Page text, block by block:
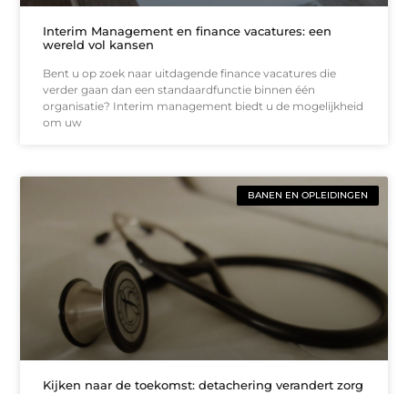
Interim Management en finance vacatures: een
wereld vol kansen
Bent u op zoek naar uitdagende finance vacatures die
verder gaan dan een standaardfunctie binnen één
organisatie? Interim management biedt u de mogelijkheid
om uw
BANEN EN OPLEIDINGEN
Kijken naar de toekomst: detachering verandert zorg